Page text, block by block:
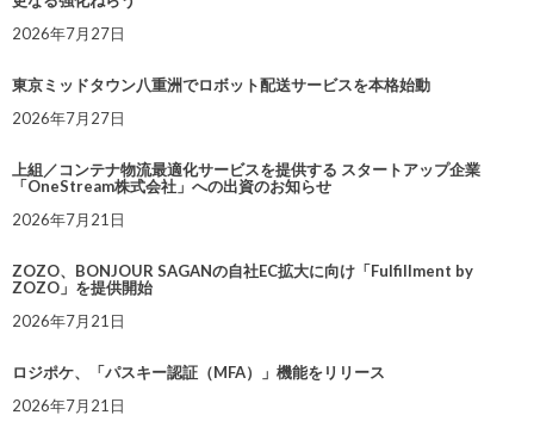
2026年7月27日
東京ミッドタウン八重洲でロボット配送サービスを本格始動
2026年7月27日
上組／コンテナ物流最適化サービスを提供する スタートアップ企業
「OneStream株式会社」への出資のお知らせ
2026年7月21日
ZOZO、BONJOUR SAGANの自社EC拡大に向け「Fulfillment by
ZOZO」を提供開始
2026年7月21日
ロジポケ、「パスキー認証（MFA）」機能をリリース
2026年7月21日